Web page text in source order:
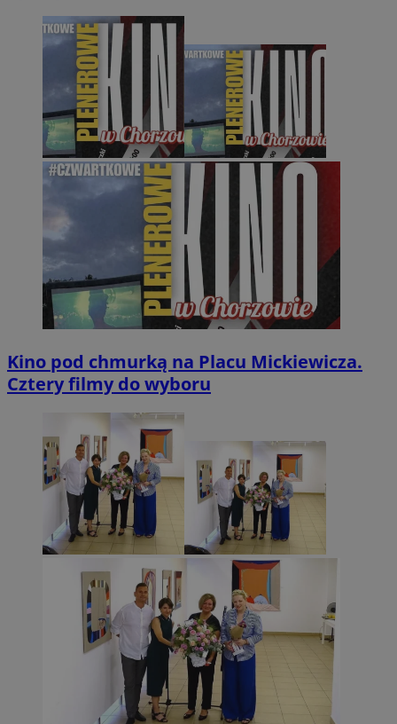
Kino pod chmurką na Placu Mickiewicza.
Cztery filmy do wyboru